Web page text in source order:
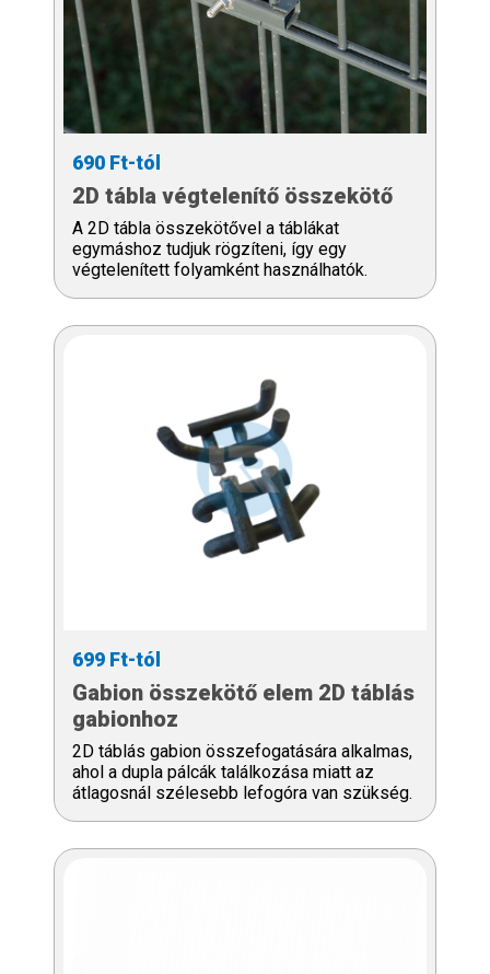
690 Ft-tól
2D tábla végtelenítő összekötő
A 2D tábla összekötővel a táblákat
egymáshoz tudjuk rögzíteni, így egy
végtelenített folyamként használhatók.
699 Ft-tól
Gabion összekötő elem 2D táblás
gabionhoz
2D táblás gabion összefogatására alkalmas,
ahol a dupla pálcák találkozása miatt az
átlagosnál szélesebb lefogóra van szükség.